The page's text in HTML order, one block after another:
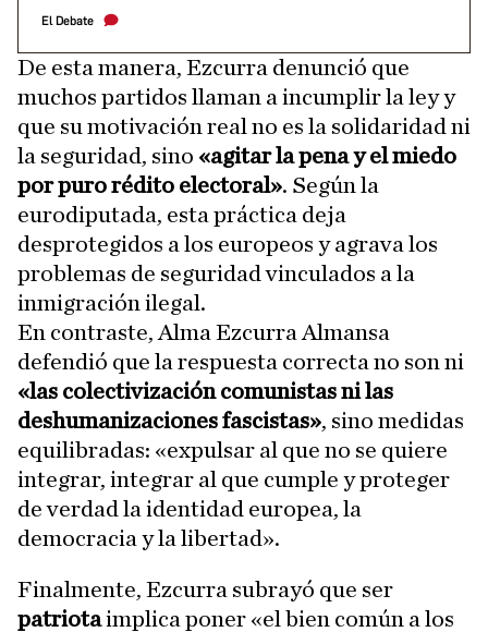
El Debate
De esta manera, Ezcurra denunció que
muchos partidos llaman a incumplir la ley y
que su motivación real no es la solidaridad ni
la seguridad, sino «agitar la pena y el miedo
por puro rédito electoral». Según la
eurodiputada, esta práctica deja
desprotegidos a los europeos y agrava los
problemas de seguridad vinculados a la
inmigración ilegal.
En contraste, Alma Ezcurra Almansa
defendió que la respuesta correcta no son ni
«las colectivización comunistas ni las
deshumanizaciones fascistas», sino medidas
equilibradas: «expulsar al que no se quiere
integrar, integrar al que cumple y proteger
de verdad la identidad europea, la
democracia y la libertad».
Finalmente, Ezcurra subrayó que ser
patriotaimplica poner «el bien común a los